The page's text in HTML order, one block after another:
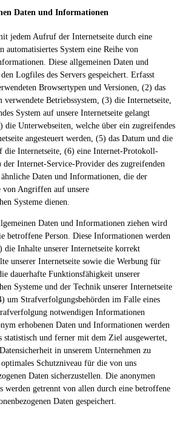
Daten und Informationen
jedem Aufruf der Internetseite durch eine
automatisiertes System eine Reihe von
Diese allgemeinen Daten und
Logfiles des Servers gespeichert. Erfasst
Browsertypen und Versionen, (2) das
Betriebssystem, (3) die Internetseite,
System auf unsere Internetseite gelangt
die Unterwebseiten, welche über ein zugreifendes
angesteuert werden, (5) das Datum und die
die Internetseite, (6) eine Internet-Protokoll-
der Internet-Service-Provider des zugreifenden
Daten und Informationen, die der
von Angriffen auf unsere
Systeme dienen.
Daten und Informationen ziehen wird
betroffene Person. Diese Informationen werden
Inhalte unserer Internetseite korrekt
unserer Internetseite sowie die Werbung für
dauerhafte Funktionsfähigkeit unserer
Systeme und der Technik unserer Internetseite
um Strafverfolgungsbehörden im Falle eines
notwendigen Informationen
erhobenen Daten und Informationen werden
statistisch und ferner mit dem Ziel ausgewertet,
in unserem Unternehmen zu
Schutzniveau für die von uns
Daten sicherzustellen. Die anonymen
werden getrennt von allen durch eine betroffene
Daten gespeichert.